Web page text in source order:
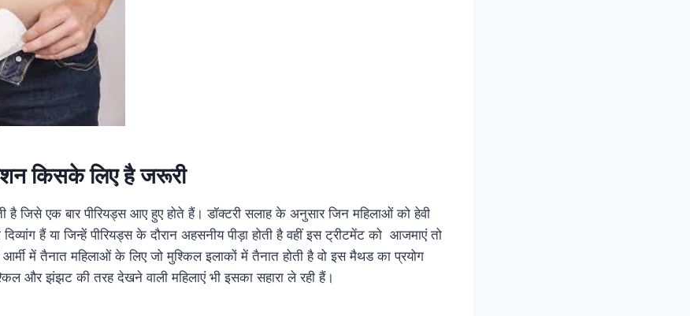
किसके लिए है जरूरी
है जिसे एक बार पीरियड्स आए हुए होते हैं। डॉक्टरी सलाह के अनुसार जिन महिलाओं को हेवी
दिव्यांग हैं या जिन्हें पीरियड्स के दौरान अहसनीय पीड़ा होती है वहीं इस ट्रीटमेंट को आजमाएं तो
आर्मी में तैनात महिलाओं के लिए जो मुश्किल इलाकों में तैनात होती है वो इस मैथड का प्रयोग
और झंझट की तरह देखने वाली महिलाएं भी इसका सहारा ले रही हैं।